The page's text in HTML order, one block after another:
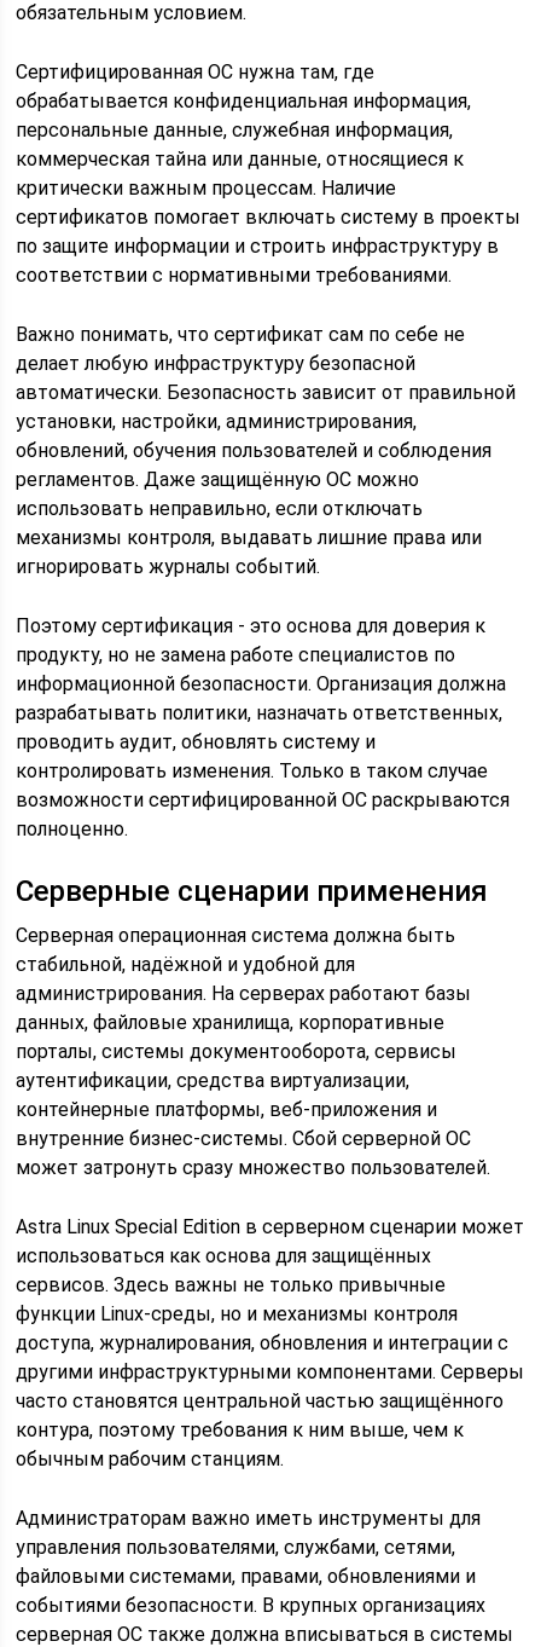
обязательным условием.
Сертифицированная ОС нужна там, где
обрабатывается конфиденциальная информация,
персональные данные, служебная информация,
коммерческая тайна или данные, относящиеся к
критически важным процессам. Наличие
сертификатов помогает включать систему в проекты
по защите информации и строить инфраструктуру в
соответствии с нормативными требованиями.
Важно понимать, что сертификат сам по себе не
делает любую инфраструктуру безопасной
автоматически. Безопасность зависит от правильной
установки, настройки, администрирования,
обновлений, обучения пользователей и соблюдения
регламентов. Даже защищённую ОС можно
использовать неправильно, если отключать
механизмы контроля, выдавать лишние права или
игнорировать журналы событий.
Поэтому сертификация - это основа для доверия к
продукту, но не замена работе специалистов по
информационной безопасности. Организация должна
разрабатывать политики, назначать ответственных,
проводить аудит, обновлять систему и
контролировать изменения. Только в таком случае
возможности сертифицированной ОС раскрываются
полноценно.
Серверные сценарии применения
Серверная операционная система должна быть
стабильной, надёжной и удобной для
администрирования. На серверах работают базы
данных, файловые хранилища, корпоративные
порталы, системы документооборота, сервисы
аутентификации, средства виртуализации,
контейнерные платформы, веб-приложения и
внутренние бизнес-системы. Сбой серверной ОС
может затронуть сразу множество пользователей.
Astra Linux Special Edition в серверном сценарии может
использоваться как основа для защищённых
сервисов. Здесь важны не только привычные
функции Linux-среды, но и механизмы контроля
доступа, журналирования, обновления и интеграции с
другими инфраструктурными компонентами. Серверы
часто становятся центральной частью защищённого
контура, поэтому требования к ним выше, чем к
обычным рабочим станциям.
Администраторам важно иметь инструменты для
управления пользователями, службами, сетями,
файловыми системами, правами, обновлениями и
событиями безопасности. В крупных организациях
серверная ОС также должна вписываться в системы